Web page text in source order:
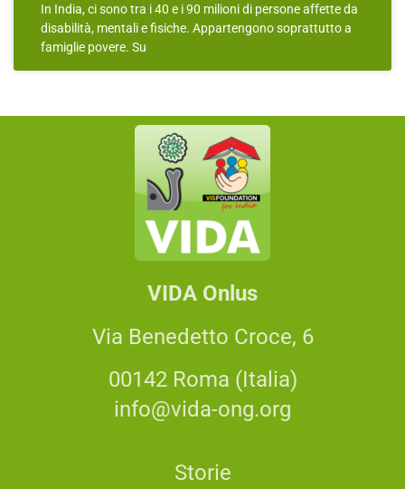
In India, ci sono tra i 40 e i 90 milioni di persone affette da
disabilità, mentali e fisiche. Appartengono soprattutto a
famiglie povere. Su
VIDA Onlus
Via Benedetto Croce, 6
00142 Roma (Italia)
info@vida-ong.org
Storie